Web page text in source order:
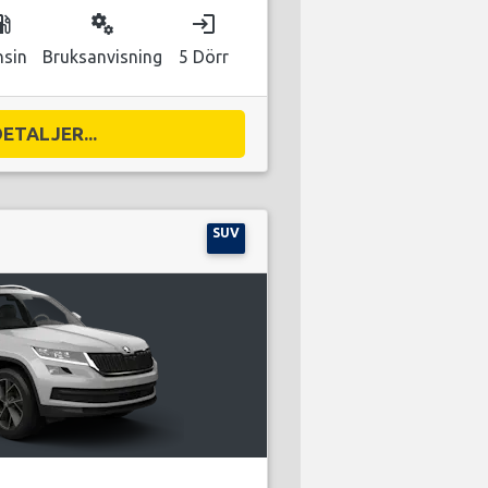
miscellaneous_services
Bruksanvisning
login
5 Dörr
SUV